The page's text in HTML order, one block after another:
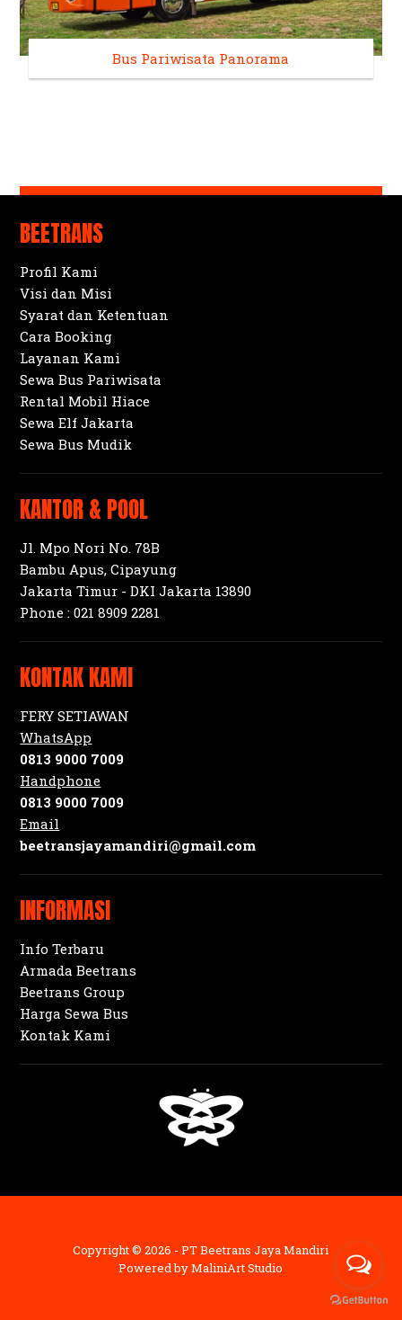
Bus Pariwisata Panorama
BEETRANS
Profil Kami
Visi dan Misi
Syarat dan Ketentuan
Cara Booking
Layanan Kami
Sewa Bus Pariwisata
Rental Mobil Hiace
Sewa Elf Jakarta
Sewa Bus Mudik
KANTOR & POOL
Jl. Mpo Nori No. 78B
Bambu Apus, Cipayung
Jakarta Timur - DKI Jakarta 13890
Phone :021 8909 2281
KONTAK KAMI
FERY SETIAWAN
WhatsApp
0813 9000 7009
Handphone
0813 9000 7009
Email
beetransjayamandiri@gmail.com
INFORMASI
Info Terbaru
Armada Beetrans
Beetrans Group
Harga Sewa Bus
Kontak Kami
Copyright © 2026 - PT Beetrans Jaya Mandiri
Powered byMaliniArt Studio